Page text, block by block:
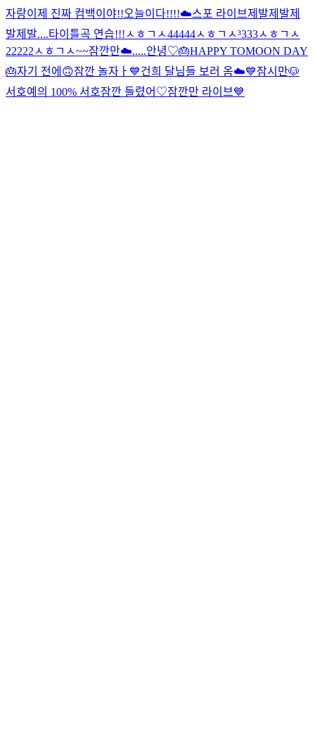
자랑이제 진짜 컴백이야!!오늘이다!!!!☁️스포 라이브제발제발제
발제발....타이틀곡 연습!!!ㅅㅎㄱㅅ44444ㅅㅎㄱㅅ³333ㅅㅎㄱㅅ
22222ㅅㅎㄱㅅ~~잠깐만☁️.....안녕♡🎂HAPPY TOMOON DAY
🎂자기 전에🙃잠깐 놀자ㅏ💙건희 달님들 보러 옴☁️💙잠시만🐶
서호예의 100% 서호잠깐 들렸어♡잠깐만 라이브💙